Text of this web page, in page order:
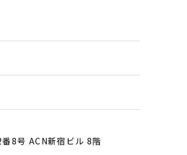
8号 ACN新宿ビル 8階